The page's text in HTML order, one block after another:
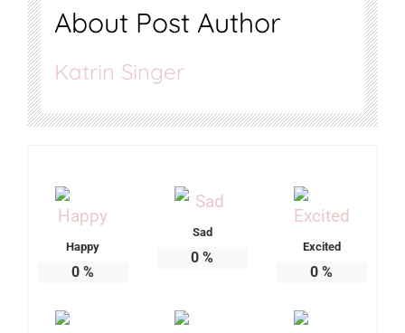
About Post Author
Katrin Singer
Happy
0 %
Sad
0 %
Excited
0 %